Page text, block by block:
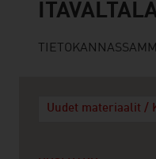
Uudet materiaalit /